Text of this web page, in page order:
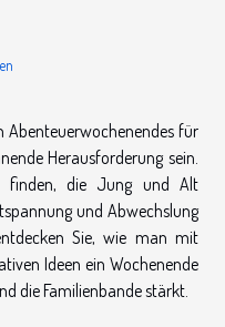
Abenteuerwochenendes für
Herausforderung sein.
finden, die Jung und Alt
und Abwechslung
Sie, wie man mit
Ideen ein Wochenende
die Familienbande stärkt.